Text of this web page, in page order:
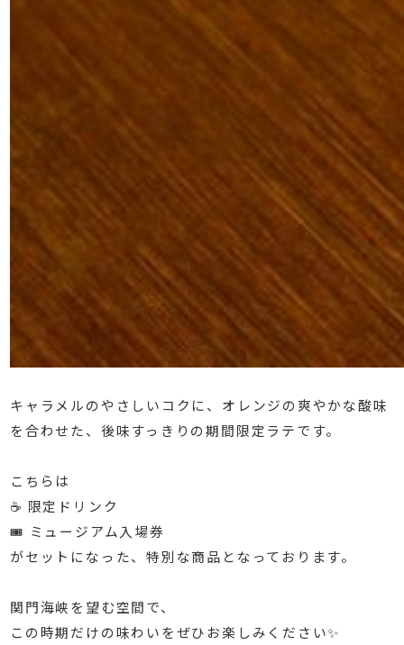
キャラメルのやさしいコクに、オレンジの爽やかな酸味
を合わせた、後味すっきりの期間限定ラテです。
こちらは
☕️ 限定ドリンク
🎟 ミュージアム入場券
がセットになった、特別な商品となっております。
関門海峡を望む空間で、
この時期だけの味わいをぜひお楽しみください✨